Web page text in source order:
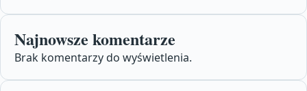
Najnowsze komentarze
Brak komentarzy do wyświetlenia.